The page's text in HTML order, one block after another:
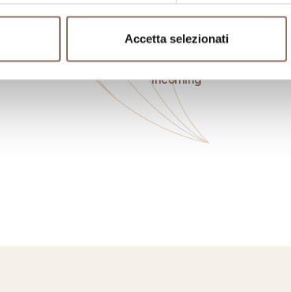
Accetta selezionati
Registro
Operatori
Incoming